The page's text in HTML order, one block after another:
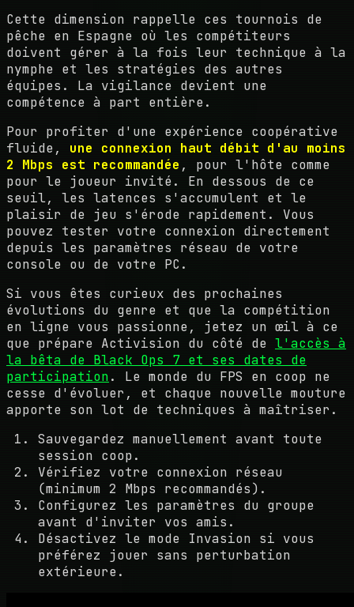
Cette dimension rappelle ces tournois de
pêche en Espagne où les compétiteurs
doivent gérer à la fois leur technique à la
nymphe et les stratégies des autres
équipes. La vigilance devient une
compétence à part entière.
Pour profiter d'une expérience coopérative
fluide, une connexion haut débit d'au moins
2 Mbps est recommandée , pour l'hôte comme
pour le joueur invité. En dessous de ce
seuil, les latences s'accumulent et le
plaisir de jeu s'érode rapidement. Vous
pouvez tester votre connexion directement
depuis les paramètres réseau de votre
console ou de votre PC.
Si vous êtes curieux des prochaines
évolutions du genre et que la compétition
en ligne vous passionne, jetez un œil à ce
que prépare Activision du côté de l'accès à
la bêta de Black Ops 7 et ses dates de
participation. Le monde du FPS en coop ne
cesse d'évoluer, et chaque nouvelle mouture
apporte son lot de techniques à maîtriser.
Sauvegardez manuellement avant toute
session coop.
Vérifiez votre connexion réseau
(minimum 2 Mbps recommandés).
Configurez les paramètres du groupe
avant d'inviter vos amis.
Désactivez le mode Invasion si vous
préférez jouer sans perturbation
extérieure.